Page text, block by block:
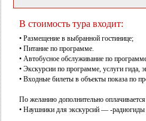
В стоимость тура входит:
• Размещение в выбранной гостинице;
• Питание по программе.
• Автобусное обслуживание по
• Экскурсии по программе, услуги гида,
• Входные билеты в объекты показа по
По желанию дополнительно
• Наушники для экскурсий — -радиогиды